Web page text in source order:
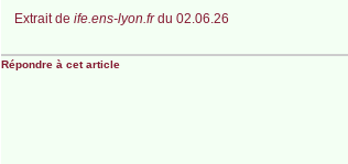
Extrait de ife.ens-lyon.frdu 02.06.26
Répondre à cet article